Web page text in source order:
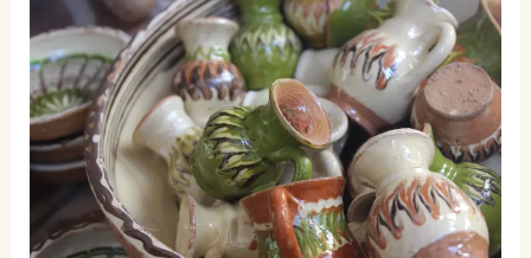
de
Horezu